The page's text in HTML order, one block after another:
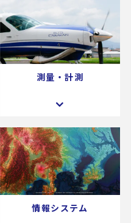
測量・計測
情報システム